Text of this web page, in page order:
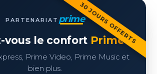
30 JOURS OFFERTS
PARTENARIAT prime
vous le confort Prime
Prime Video, Prime Music et
bien plus.